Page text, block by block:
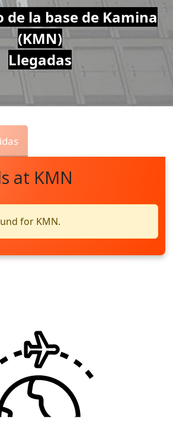
la base de Kamina
(KMN)
Llegadas
at KMN
for KMN.